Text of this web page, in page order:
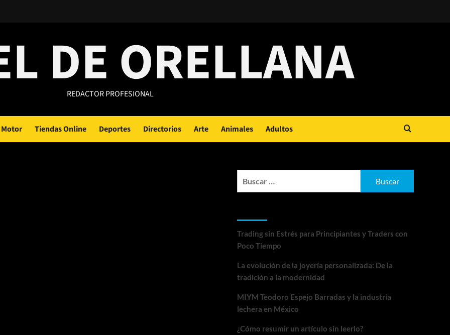
DE ORELLANA
REDACTOR PROFESIONAL
Motor Tiendas Online Deportes Directorios Arte Animales Adultos
Trading sin Estrés para Principiantes y Traders con
Poco Tiempo
La evolución de la joyería personalizada: De la
tradición a la modernidad
MIYM Teodoro Espejo Barradas y la industria
lechera en México
¿Cómo resumir un artículo sin leerlo?